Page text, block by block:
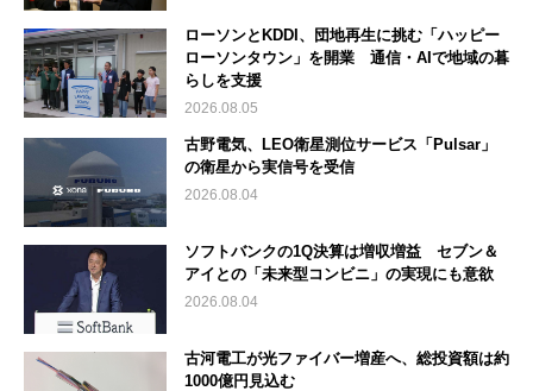
ローソンとKDDI、団地再生に挑む「ハッピー
ローソンタウン」を開業 通信・AIで地域の暮
らしを支援
2026.08.05
古野電気、LEO衛星測位サービス「Pulsar」
の衛星から実信号を受信
2026.08.04
ソフトバンクの1Q決算は増収増益 セブン＆
アイとの「未来型コンビニ」の実現にも意欲
2026.08.04
古河電工が光ファイバー増産へ、総投資額は約
1000億円見込む